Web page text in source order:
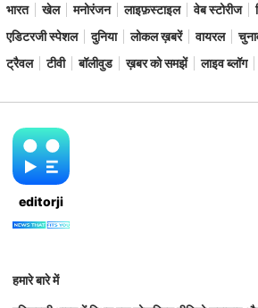
भारत खेल मनोरंजन लाइफ़स्टाइल वेब स्टोरीज
एडिटरजी स्पेशल
दुनिया लोकल ख़बरें वायरल
ट्रैवल
टीवी बॉलीवुड ख़बर को समझें लाइव ब्लॉग
editorji
हमारे बारे में